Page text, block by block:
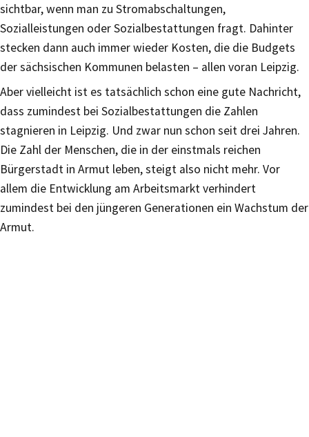
sichtbar, wenn man zu Stromabschaltungen,
Sozialleistungen oder Sozialbestattungen fragt. Dahinter
stecken dann auch immer wieder Kosten, die die Budgets
der sächsischen Kommunen belasten – allen voran Leipzig.
Aber vielleicht ist es tatsächlich schon eine gute Nachricht,
dass zumindest bei Sozialbestattungen die Zahlen
stagnieren in Leipzig. Und zwar nun schon seit drei Jahren.
Die Zahl der Menschen, die in der einstmals reichen
Bürgerstadt in Armut leben, steigt also nicht mehr. Vor
allem die Entwicklung am Arbeitsmarkt verhindert
zumindest bei den jüngeren Generationen ein Wachstum der
Armut.